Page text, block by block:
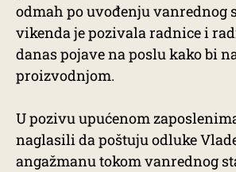
odmah po uvođenju vanrednog
vikenda je pozivala radnice i
danas pojave na poslu kako bi
proizvodnjom.
U pozivu upućenom
naglasili da poštuju odluke
angažmanu tokom vanrednog